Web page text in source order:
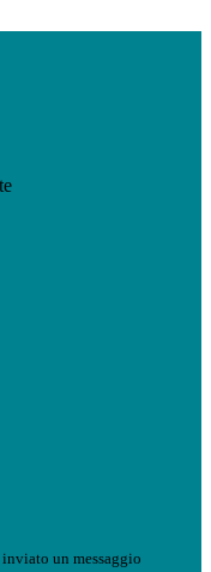
inviato un messaggio